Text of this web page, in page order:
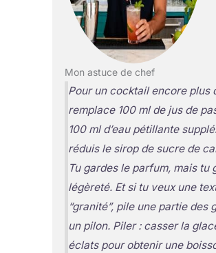
Mon astuce de chef
Pour un cocktail encore plus
remplace 100 ml de jus de
100 ml d’eau pétillante
réduis le sirop de sucre de
Tu gardes le parfum, mais tu
légèreté. Et si tu veux une
“granité”, pile une partie des
un pilon. Piler: casser la
éclats pour obtenir une